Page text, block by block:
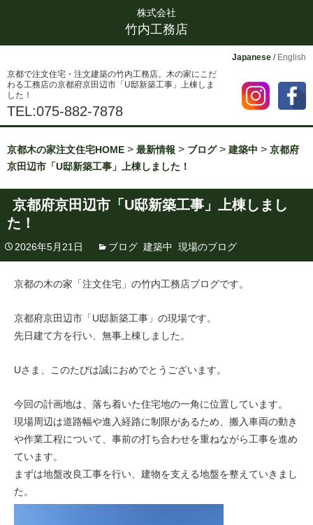
株式会社
竹内工務店
Japanese / English
京都で注文住宅・注文建築の竹内工務店。木の家にこだ
わる工務店の京都府京田辺市「U邸新築工事」上棟しま
した！
TEL:075-882-7878
京都木の家注文住宅HOME > 最新情報 > ブログ> 建築中 > 京都府
京田辺市「U邸新築工事」上棟しました！
京都府京田辺市「U邸新築工事」上棟しまし
た！
2026年5月21日 ブログ 建築中 現場のブログ
京都の木の家「注文住宅」の竹内工務店ブログです。
京都府京田辺市「U邸新築工事」の現場です。
先日建て方を行い、無事上棟しました。
Uさま、このたびは誠におめでとうございます。
今回の計画地は、落ち着いた住宅地の一角に位置しています。
現場周辺は道路幅や進入経路に制限があるため、搬入車両の動き
や作業工程について、事前の打ち合わせを重ねながら工事を進め
ています。
まずは地盤改良工事を行い、建物を支える地盤を整えていきまし
た。